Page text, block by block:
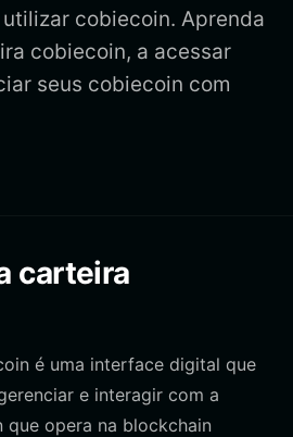
cobiecoin. Aprenda
cobiecoin, a acessar
seus cobiecoin com
carteira
é uma interface digital que
e interagir com a
que opera na blockchain